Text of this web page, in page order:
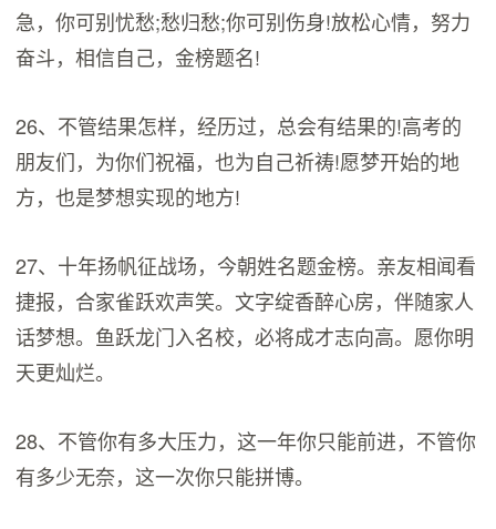
急，你可别忧愁;愁归愁;你可别伤身!放松心情，努力
奋斗，相信自己，金榜题名!
26、不管结果怎样，经历过，总会有结果的!高考的
朋友们，为你们祝福，也为自己祈祷!愿梦开始的地
方，也是梦想实现的地方!
27、十年扬帆征战场，今朝姓名题金榜。亲友相闻看
捷报，合家雀跃欢声笑。文字绽香醉心房，伴随家人
话梦想。鱼跃龙门入名校，必将成才志向高。愿你明
天更灿烂。
28、不管你有多大压力，这一年你只能前进，不管你
有多少无奈，这一次你只能拼博。